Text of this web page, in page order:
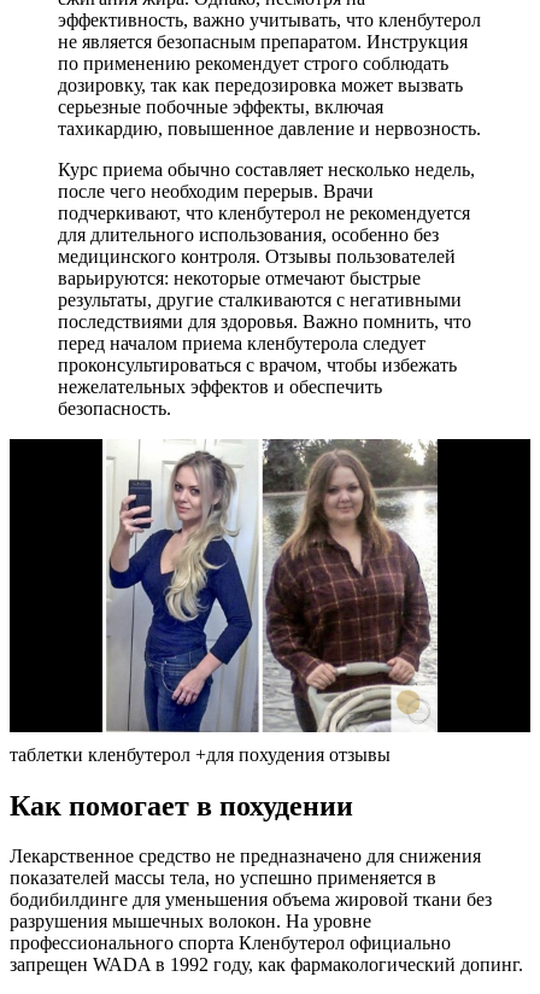
эффективность, важно учитывать, что кленбутерол
не является безопасным препаратом. Инструкция
по применению рекомендует строго соблюдать
дозировку, так как передозировка может вызвать
серьезные побочные эффекты, включая
тахикардию, повышенное давление и нервозность.
Курс приема обычно составляет несколько недель,
после чего необходим перерыв. Врачи
подчеркивают, что кленбутерол не рекомендуется
для длительного использования, особенно без
медицинского контроля. Отзывы пользователей
варьируются: некоторые отмечают быстрые
результаты, другие сталкиваются с негативными
последствиями для здоровья. Важно помнить, что
перед началом приема кленбутерола следует
проконсультироваться с врачом, чтобы избежать
нежелательных эффектов и обеспечить
безопасность.
таблетки кленбутерол +для похудения отзывы
Как помогает в похудении
Лекарственное средство не предназначено для снижения
показателей массы тела, но успешно применяется в
бодибилдинге для уменьшения объема жировой ткани без
разрушения мышечных волокон. На уровне
профессионального спорта Кленбутерол официально
запрещен WADA в 1992 году, как фармакологический допинг.